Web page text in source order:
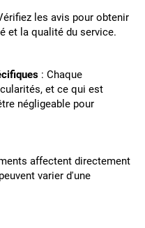
les avis pour obtenir
et la qualité du service.
: Chaque
et ce qui est
négligeable pour
affectent directement
varier d'une